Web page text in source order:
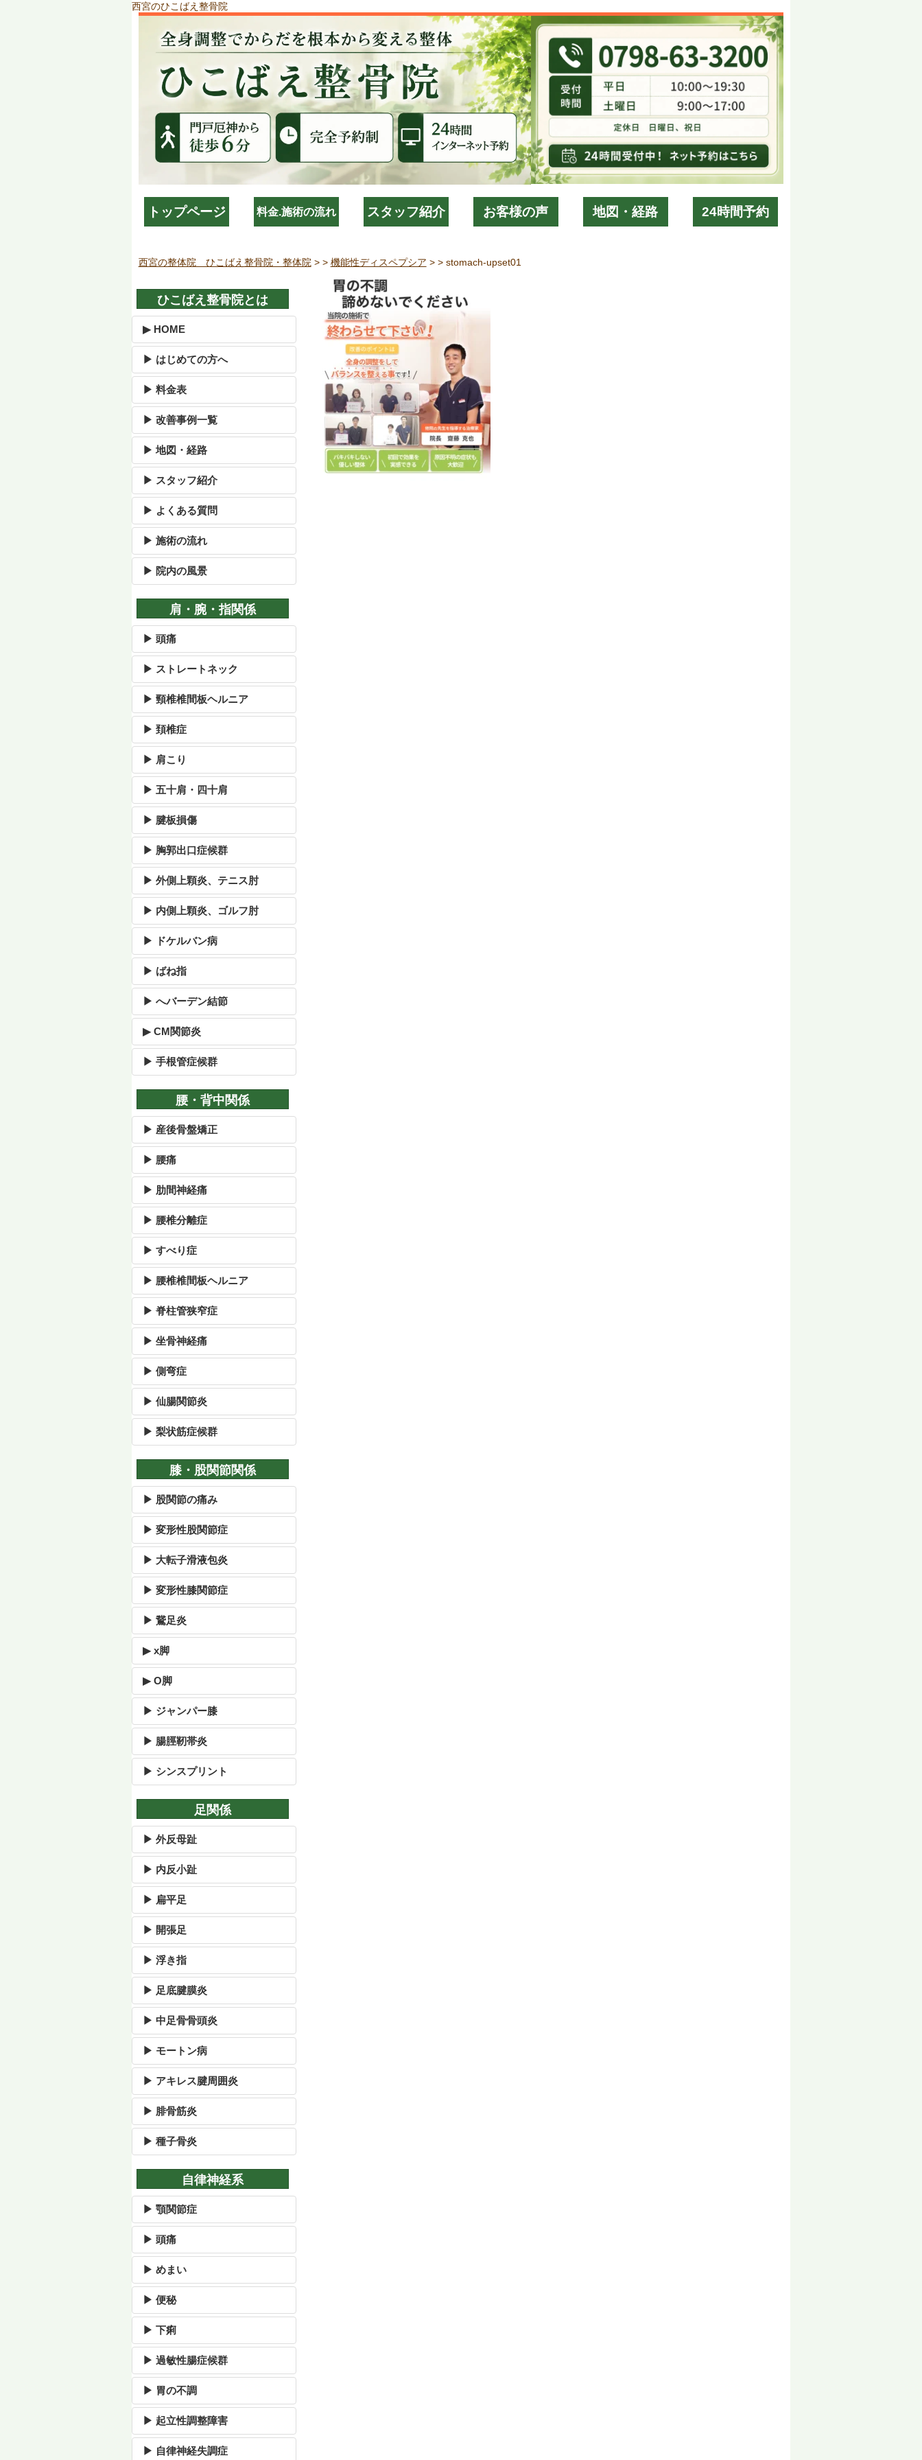
西宮のひこばえ整骨院
トップページ 料金.施術の流れ スタッフ紹介 お客様の声 地図・経路 24時間予約
西宮の整体院 ひこばえ整骨院・整体院 > > 機能性ディスペプシア > > stomach-upset01
ひこばえ整骨院とは
▶ HOME
▶ はじめての方へ
▶ 料金表
▶ 改善事例一覧
▶ 地図・経路
▶ スタッフ紹介
▶ よくある質問
▶ 施術の流れ
▶ 院内の風景
肩・腕・指関係
▶ 頭痛
▶ ストレートネック
▶ 頸椎椎間板ヘルニア
▶ 頚椎症
▶ 肩こり
▶ 五十肩・四十肩
▶ 腱板損傷
▶ 胸郭出口症候群
▶ 外側上顆炎、テニス肘
▶ 内側上顆炎、ゴルフ肘
▶ ドケルバン病
▶ ばね指
▶ へバーデン結節
▶ CM関節炎
▶ 手根管症候群
腰・背中関係
▶ 産後骨盤矯正
▶ 腰痛
▶ 肋間神経痛
▶ 腰椎分離症
▶ すべり症
▶ 腰椎椎間板ヘルニア
▶ 脊柱管狭窄症
▶ 坐骨神経痛
▶ 側弯症
▶ 仙腸関節炎
▶ 梨状筋症候群
膝・股関節関係
▶ 股関節の痛み
▶ 変形性股関節症
▶ 大転子滑液包炎
▶ 変形性膝関節症
▶ 鵞足炎
▶ x脚
▶ O脚
▶ ジャンパー膝
▶ 腸脛靭帯炎
▶ シンスプリント
足関係
▶ 外反母趾
▶ 内反小趾
▶ 扁平足
▶ 開張足
▶ 浮き指
▶ 足底腱膜炎
▶ 中足骨骨頭炎
▶ モートン病
▶ アキレス腱周囲炎
▶ 腓骨筋炎
▶ 種子骨炎
自律神経系
▶ 顎関節症
▶ 頭痛
▶ めまい
▶ 便秘
▶ 下痢
▶ 過敏性腸症候群
▶ 胃の不調
▶ 起立性調整障害
▶ 自律神経失調症